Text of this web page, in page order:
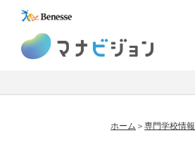
ホーム 専門学校情報